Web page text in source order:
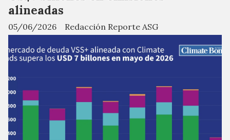
alineadas
Redacción Reporte ASG
05/06/2026